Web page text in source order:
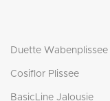
Duette Wabenplissee
Cosiflor Plissee
BasicLine Jalousie